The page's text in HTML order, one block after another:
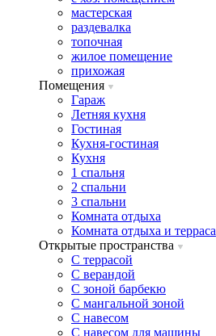
мастерская
раздевалка
топочная
жилое помещение
прихожая
Помещения
Гараж
Летняя кухня
Гостиная
Кухня-гостиная
Кухня
1 спальня
2 спальни
3 спальни
Комната отдыха
Комната отдыxа и терраса
Открытые пространства
C террасой
C верандой
C зоной барбекю
C мангальной зоной
C навесом
C навесом для машины